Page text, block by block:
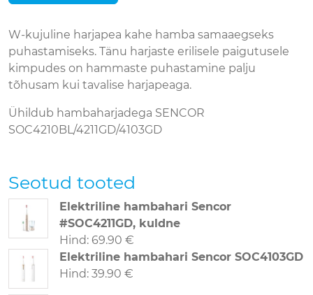
W-kujuline harjapea kahe hamba samaaegseks
puhastamiseks. Tänu harjaste erilisele paigutusele
kimpudes on hammaste puhastamine palju
tõhusam kui tavalise harjapeaga.
Ühildub hambaharjadega SENCOR
SOC4210BL/4211GD/4103GD
Seotud tooted
Elektriline hambahari Sencor
#SOC4211GD, kuldne
Hind: 69.90 €
Elektriline hambahari Sencor SOC4103GD
Hind: 39.90 €